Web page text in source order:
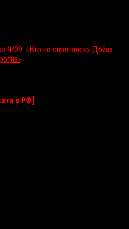
№39: «Кто не спрятался» Дэйва
в РФ]